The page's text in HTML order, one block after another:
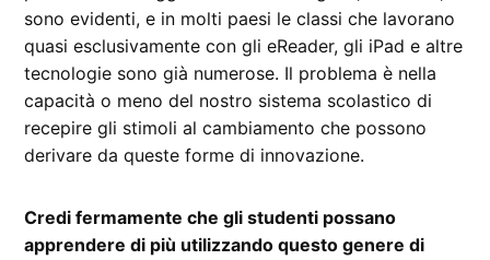
sono evidenti, e in molti paesi le classi che lavorano
quasi esclusivamente con gli eReader, gli iPad e altre
tecnologie sono già numerose. Il problema è nella
capacità o meno del nostro sistema scolastico di
recepire gli stimoli al cambiamento che possono
derivare da queste forme di innovazione.
Credi fermamente che gli studenti possano
apprendere di più utilizzando questo genere di